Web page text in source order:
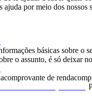
por meio dos nossos
básicas sobre o
o assunto, é só deixar
comprovante de renda